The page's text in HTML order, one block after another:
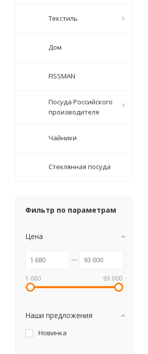
Текстиль
Дом
FISSMAN
Посуда Российского
производителя
Чайники
Стеклянная посуда
Фильтр по параметрам
Цена
1 680 93 000
Наши предложения
Новинка